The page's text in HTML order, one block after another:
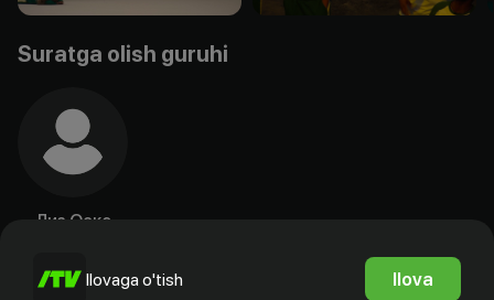
Suratga olish guruhi
Лиз Оакс
Ilovaga o'tish Ilova